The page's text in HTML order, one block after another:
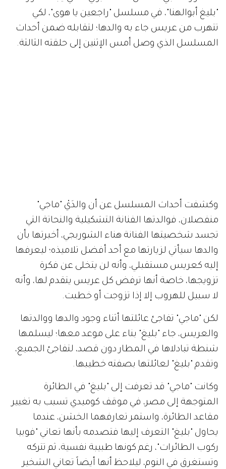
"بليغ أبوالهنا"، في مسلسل "راجعين يا هوى"، لكي
تتهرب من عريس جاء به والدها؛ لتقابله ضمن أحداث
المسلسل الذي وصل أمس الإثنين إلى حلقته الثالثة.
وكشفت أحداث المسلسل عن أن والدَيْ "ماجي"
منفصلان، فوالدتها الفنانة التشكيلية والنحاتة التي
تجسد شخصيتها الفنانة هناء الشوربجي، أخبرتها بأن
والدها سيأتي لزيارتها مع أحد أفضل تلاميذه؛ ليعرفها
إليه كعريس مستقبلي، وأنه لن يتخلى عن فكرة
تزويجها، خاصة أنها ترفض كل عريس يتقدم لها، وأنه
لا سبيل للهروب إلا إذا تزوجت أو خطبت.
لكن "ماجي" تفاجئ عائلتها أثناء وجود والدها ووالدتها
والعريس، جاء "بليغ" بناء على موعد معها؛ ليسلمها
شنطة تبادلاها في المطار دون قصد، لتفاجئ الجميع،
وتقدم "بليغ" لعائلتها بصفته خطيبها.
وكانت "ماجي" قد تعرفت إلى "بليغ" في الطائرة
المتوجهة إلى مصر، في موقف كوميدي تسبب به تغيير
مقاعد الطائرة، واستمر تعارفهما الخشن، عندما
يحاول "بليغ" التعرف إليها فتصدمه بأنها تعاني "فوبيا
ركوب الطائرات"، رغم كونها طبيبة نفسية، ثم تتركه
وتستغرق في النوم، ليلاحظ أنها أيضاً تعاني الشخير